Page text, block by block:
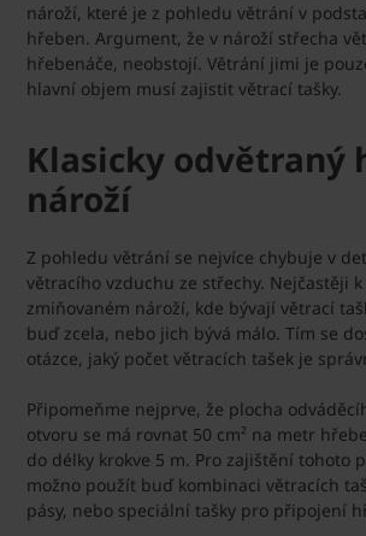
nároží, které je z pohledu větrání v
hřeben. Argument, že v nároží střecha
hřebenáče, neobstojí. Větrání jimi je
hlavní objem musí zajistit větrací tašky.
Klasicky odvětraný
nároží
Z pohledu větrání se nejvíce chybuje v
větracího vzduchu ze střechy. Nejčastěji
zmiňovaném nároží, kde bývají větrací
buď zcela, nebo jich bývá málo. Tím se
otázce, jaký počet větracích tašek je
Připomeňme nejprve, že plocha
otvoru se má rovnat 50 cm² na metr
do délky krokve 5 m. Pro zajištění tohoto
možno použít buď kombinaci větracích
pásy, nebo speciální tašky pro připojení